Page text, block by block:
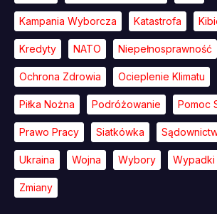
Kampania Wyborcza Katastrofa
Kredyty NATO Niepełnosprawność
Ochrona Zdrowia Ocieplenie Klimatu
Piłka Nożna Podróżowanie Pomoc
Prawo Pracy Siatkówka
Ukraina Wojna Wybory Wypadki
Zmiany